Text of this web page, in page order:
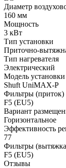
Диаметр
160 мм
Мощность
3 кВт
Тип установки
Приточно-
Тип нагревателя
Электрический
Модель установки
Shuft UniMAX-P
Фильтры (приток)
F5 (EU5)
Вариант
Горизонтальное
Эффективность
77
Фильтры
F5 (EU5)
Отзывы